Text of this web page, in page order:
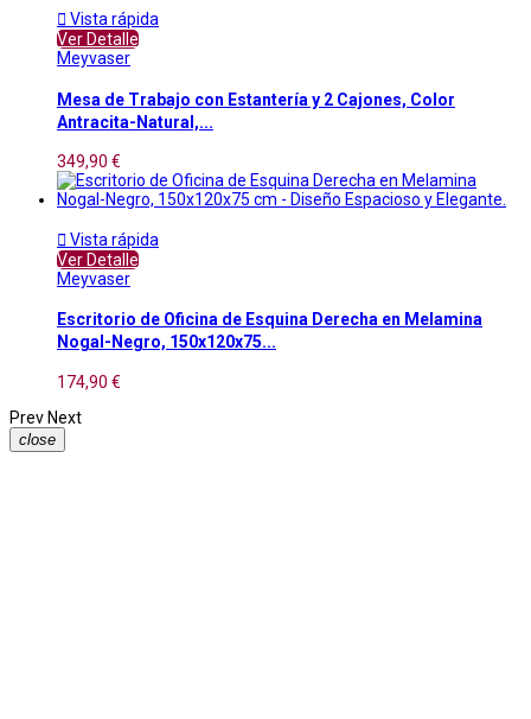
 Vista rápida
Ver Detalle
Meyvaser
Mesa de Trabajo con Estantería y 2 Cajones, Color
Antracita-Natural,...
349,90 €
 Vista rápida
Ver Detalle
Meyvaser
Escritorio de Oficina de Esquina Derecha en Melamina
Nogal-Negro, 150x120x75...
174,90 €
Prev Next
close